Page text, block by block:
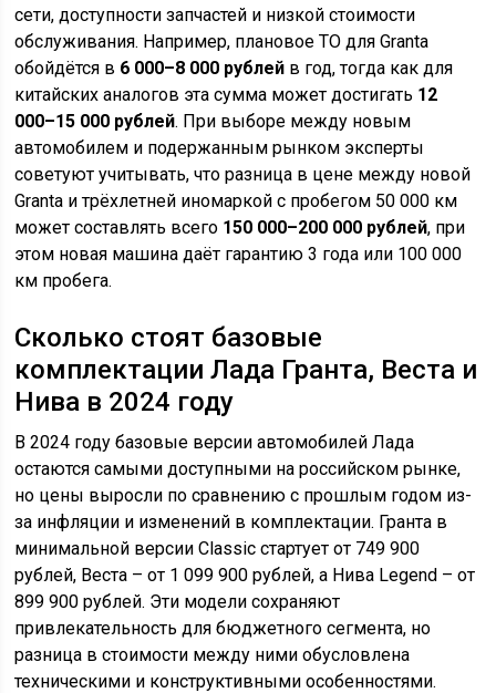
сети, доступности запчастей и низкой стоимости
обслуживания. Например, плановое ТО для Granta
обойдётся в 6 000–8 000 рублей в год, тогда как для
китайских аналогов эта сумма может достигать 12
000–15 000 рублей. При выборе между новым
автомобилем и подержанным рынком эксперты
советуют учитывать, что разница в цене между новой
Granta и трёхлетней иномаркой с пробегом 50 000 км
может составлять всего 150 000–200 000 рублей, при
этом новая машина даёт гарантию 3 года или 100 000
км пробега.
Сколько стоят базовые
комплектации Лада Гранта, Веста и
Нива в 2024 году
В 2024 году базовые версии автомобилей Лада
остаются самыми доступными на российском рынке,
но цены выросли по сравнению с прошлым годом из-
за инфляции и изменений в комплектации. Гранта в
минимальной версии Classic стартует от 749 900
рублей, Веста – от 1 099 900 рублей, а Нива Legend – от
899 900 рублей. Эти модели сохраняют
привлекательность для бюджетного сегмента, но
разница в стоимости между ними обусловлена
техническими и конструктивными особенностями.